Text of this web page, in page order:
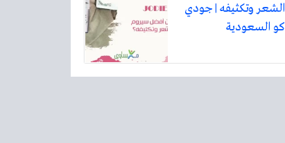
الشعر وتكثيفه | جودي
كو السعودية